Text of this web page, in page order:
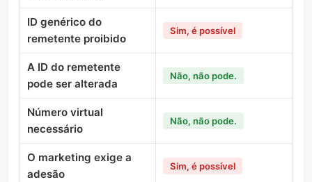
ID genérico do
remetente proibido
Sim, é possível
A ID do remetente
pode ser alterada
Não, não pode.
Número virtual
necessário
Não, não pode.
O marketing exige a
adesão
Sim, é possível